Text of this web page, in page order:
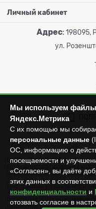
Личный кабинет
Адрес: 198095,
ул.
ГОРТОРГСНАБ СПб © 2026
Производство продажа
стеллажей, металлических
тельферов, лебедок и пр.
Информация на сайте носит
характер и не может
определяется положениями
подробной информации об
Мы используем файлы
Яндекс.Метрика
С их помощью мы
персональные данные
ОС, информацию о
посещаемости и
«Согласен», вы даёте
этих данных в
конфиденциальности и
отозвать согласие в